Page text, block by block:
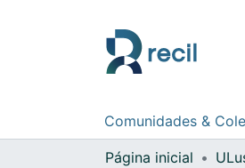
Comunidades &
Página inicial